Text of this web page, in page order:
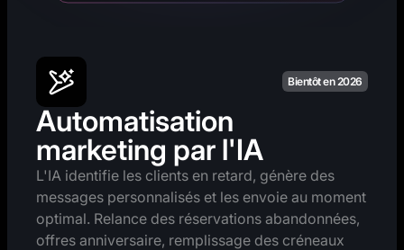
Bientôt en 2026
Automatisation
marketing par l'IA
L'IA identifie les clients en retard, génère des
messages personnalisés et les envoie au moment
optimal. Relance des réservations abandonnées,
offres anniversaire, remplissage des créneaux